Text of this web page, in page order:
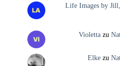
Life Images by
Violettazu
Elkezu